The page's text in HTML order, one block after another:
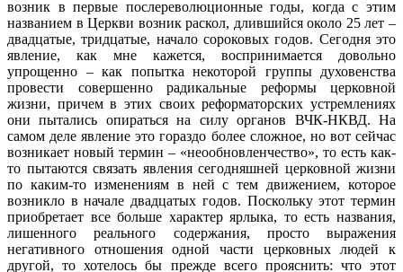
возник в первые послереволюционные годы, когда с этим
названием в Церкви возник раскол, длившийся около 25 лет –
двадцатые, тридцатые, начало сороковых годов. Сегодня это
явление, как мне кажется, воспринимается довольно
упрощенно – как попытка некоторой группы духовенства
провести совершенно радикальные реформы церковной
жизни, причем в этих своих реформаторских устремлениях
они пытались опираться на силу органов ВЧК-НКВД. На
самом деле явление это гораздо более сложное, но вот сейчас
возникает новый термин – «неообновленчество», то есть как-
то пытаются связать явления сегодняшней церковной жизни
по каким-то изменениям в ней с тем движением, которое
возникло в начале двадцатых годов. Поскольку этот термин
приобретает все больше характер ярлыка, то есть названия,
лишенного реального содержания, просто выражения
негативного отношения одной части церковных людей к
другой, то хотелось бы прежде всего прояснить: что этот